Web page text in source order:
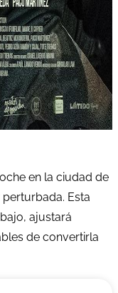
en la ciudad de
Esta
ajustará
de convertirla